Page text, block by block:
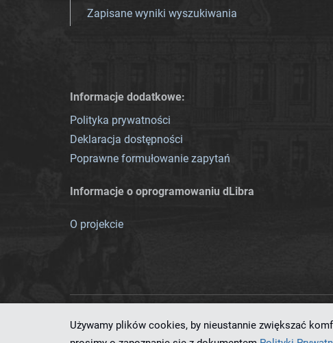
Zapisane wyniki wyszukiwania
Informacje dodatkowe:
Polityka prywatności
Deklaracja dostępności
Poprawne formułowanie zapytań
Informacje o oprogramowaniu dLibra
O projekcie
Ten serwis działa dzięki
Używamy plików cookies, by nieustannie zwiększać